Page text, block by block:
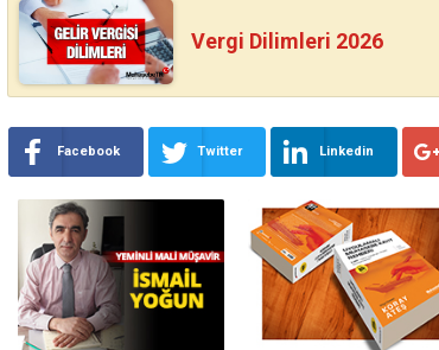
Vergi Dilimleri 2026
Facebook Twitter Linkedin